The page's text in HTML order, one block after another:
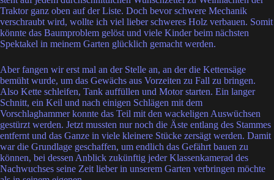
Traktor ganz oben auf der Liste. Doch bevor schwere Mechanik
verschraubt wird, wollte ich viel lieber schweres Holz verbauen. Somit
könnte das Baumproblem gelöst und viele Kinder beim nächsten
Spektakel in meinem Garten glücklich gemacht werden.
Aber fangen wir erst mal an der Stelle an, an der die Kettensäge
bemüht wurde, um das Gewächs aus Vorzeiten zu Fall zu bringen.
Also Kette schleifen, Tank auffüllen und Motor starten. Ein langer
Schnitt, ein Keil und nach einigen Schlägen mit dem
Vorschlaghammer konnte das Teil mit den wackeligen Auswüchsen
gestürzt werden. Jetzt mussten nur noch die Äste entlang des Stammes
entfernt und das Ganze in viele kleinere Stücke zersägt werden. Damit
war die Grundlage geschaffen, um endlich das Gefährt bauen zu
können, bei dessen Anblick zukünftig jeder Klassenkamerad des
Nachwuchses seine Zeit lieber in unserem Garten verbringen möchte